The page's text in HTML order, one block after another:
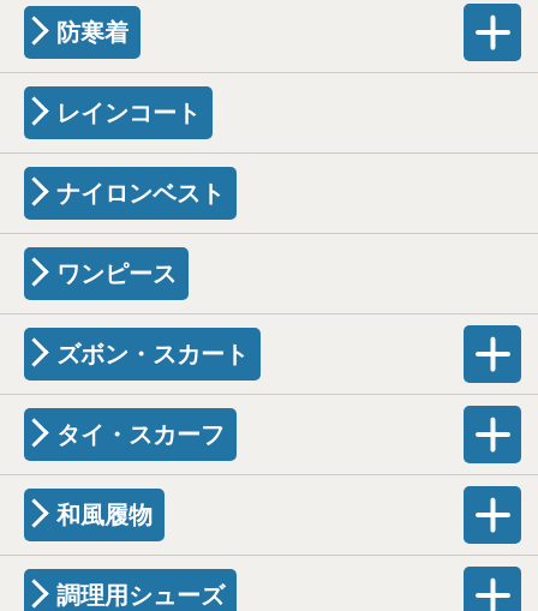
防寒着
レインコート
ナイロンベスト
ワンピース
ズボン・スカート
タイ・スカーフ
和風履物
調理用シューズ